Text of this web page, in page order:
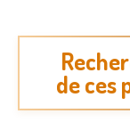
de ces